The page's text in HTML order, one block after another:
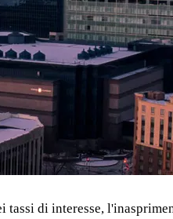
di interesse,